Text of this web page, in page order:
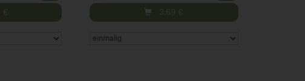
€ 3,69 €